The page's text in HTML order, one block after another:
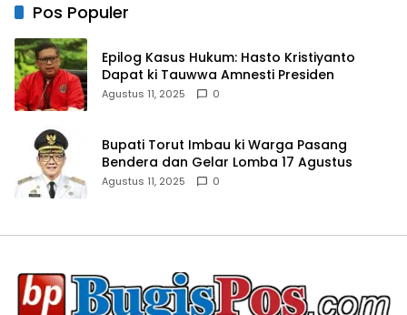
Pos Populer
Epilog Kasus Hukum: Hasto Kristiyanto
Dapat ki Tauwwa Amnesti Presiden
Agustus 11, 2025 0
Bupati Torut Imbau ki Warga Pasang
Bendera dan Gelar Lomba 17 Agustus
Agustus 11, 2025 0